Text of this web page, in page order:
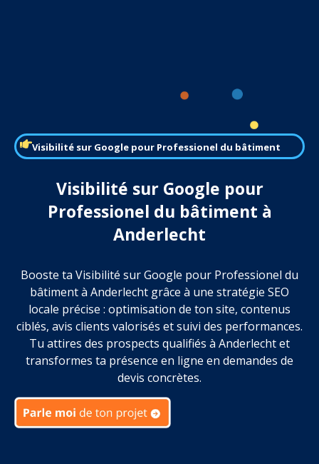
Visibilité sur Google pour Professionel du bâtiment
Visibilité sur Google pour
Professionel du bâtiment à
Anderlecht
Booste ta Visibilité sur Google pour Professionel du
bâtiment à Anderlecht grâce à une stratégie SEO
locale précise : optimisation de ton site, contenus
ciblés, avis clients valorisés et suivi des performances.
Tu attires des prospects qualifiés à Anderlecht et
transformes ta présence en ligne en demandes de
devis concrètes.